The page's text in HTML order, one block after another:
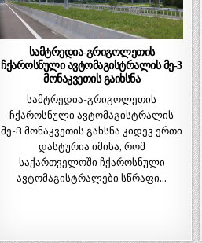
სამტრედია-გრიგოლეთის
ჩქაროსნული ავტომაგისტრალის მე-3
მონაკვეთის გაიხსნა
სამტრედია-გრიგოლეთის
ჩქაროსნული ავტომაგისტრალის
მე-3 მონაკვეთის გახსნა კიდევ ერთი
დასტურია იმისა, რომ
საქართველოში ჩქაროსნული
ავტომაგისტრალები სწრაფი…